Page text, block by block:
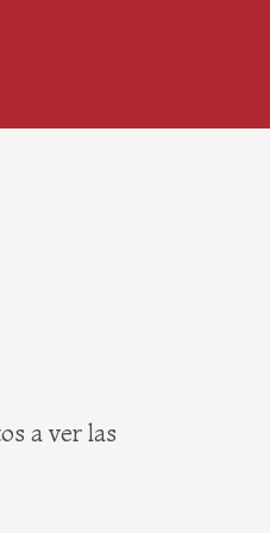
a ver las